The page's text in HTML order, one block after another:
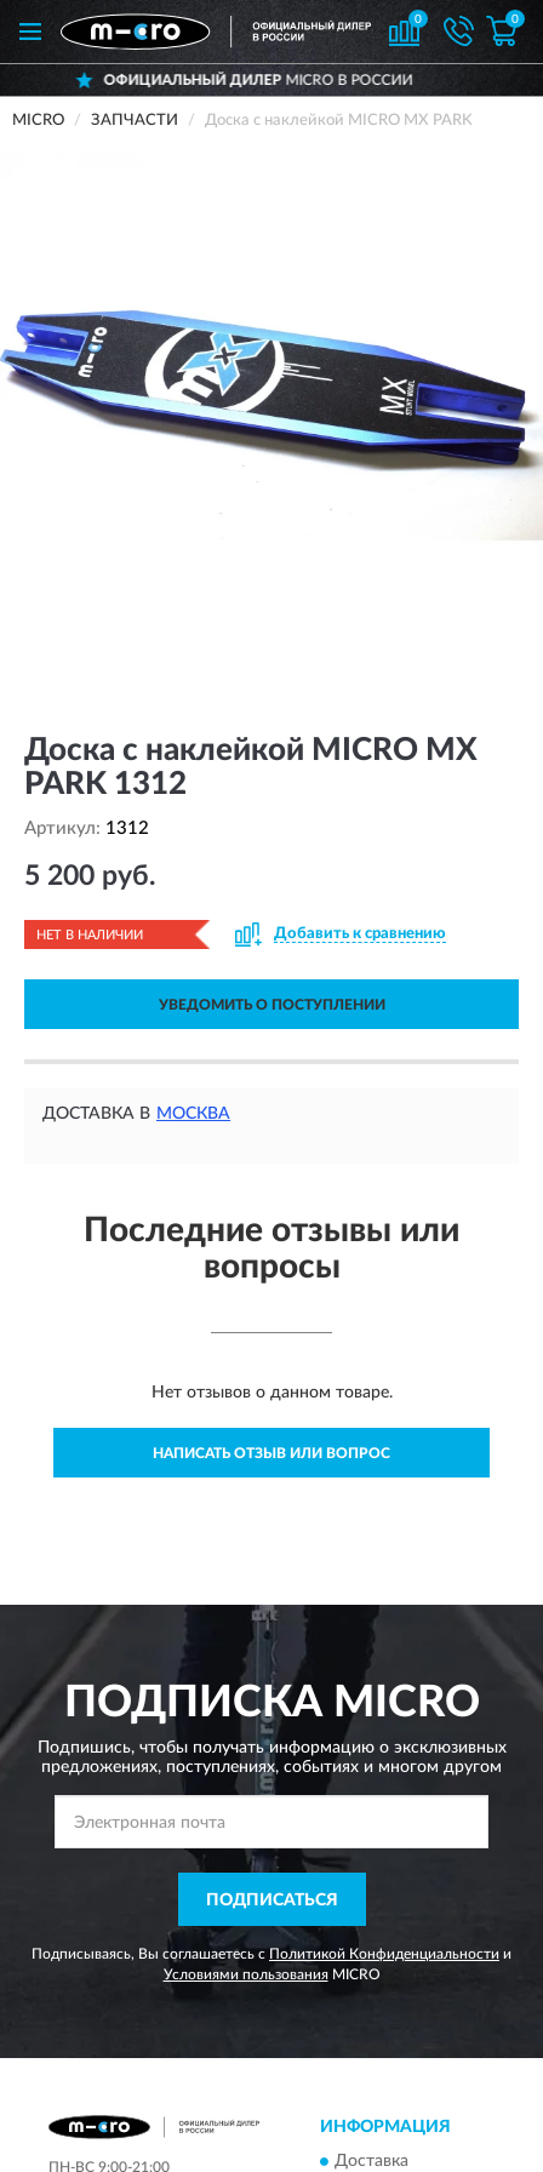
0 0
ОФИЦИАЛЬНЫЙ ДИЛЕРMICRO В РОССИИ
MICRO ЗАПЧАСТИ Доска с наклейкой MICRO MX PARK
Доска с наклейкой MICRO MX
PARK 1312
Артикул: 1312
5 200 руб.
НЕТ В НАЛИЧИИ Добавить к сравнению
УВЕДОМИТЬ О ПОСТУПЛЕНИИ
ДОСТАВКА В МОСКВА
Последние отзывы или
вопросы
Нет отзывов о данном товаре.
НАПИСАТЬ ОТЗЫВ ИЛИ ВОПРОС
ПОДПИСКАMICRO
Подпишись, чтобы получать информацию о эксклюзивных
предложениях, поступлениях, событиях и многом другом
ПОДПИСАТЬСЯ
Подписываясь, Вы соглашаетесь с Политикой Конфиденциальности и
Условиями пользованияMICRO
ПН-ВС 9:00-21:00
ИНФОРМАЦИЯ
Доставка